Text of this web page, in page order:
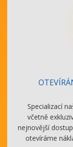
Specializací
včetně
nejnovější
otevíráme